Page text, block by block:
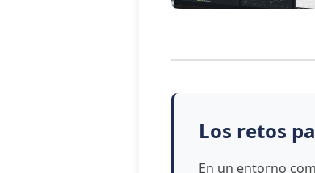
Los retos
En un entorno